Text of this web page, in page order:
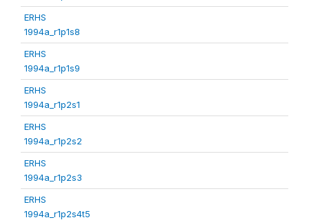
ERHS
1994a_r1p1s8
ERHS
1994a_r1p1s9
ERHS
1994a_r1p2s1
ERHS
1994a_r1p2s2
ERHS
1994a_r1p2s3
ERHS
1994a_r1p2s4t5